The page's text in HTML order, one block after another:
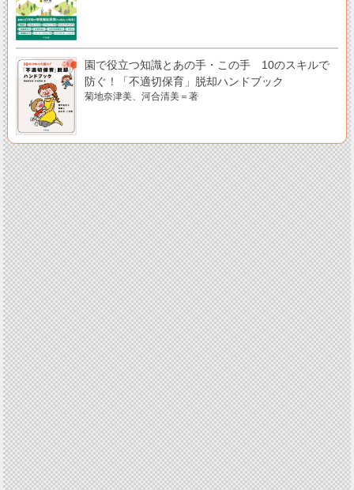
園で役立つ知識とあの手・この手 10のスキルで
防ぐ！「不適切保育」脱却ハンドブック
菊地奈津美、河合清美＝著